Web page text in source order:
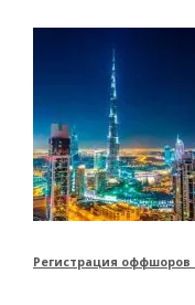
Регистрация оффшоров